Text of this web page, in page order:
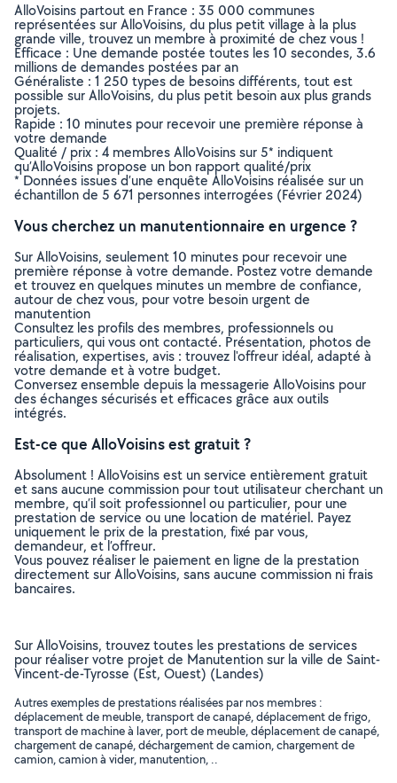
AlloVoisins partout en France : 35 000 communes
représentées sur AlloVoisins, du plus petit village à la plus
grande ville, trouvez un membre à proximité de chez vous !
Efficace : Une demande postée toutes les 10 secondes, 3.6
millions de demandes postées par an
Généraliste : 1 250 types de besoins différents, tout est
possible sur AlloVoisins, du plus petit besoin aux plus grands
projets.
Rapide : 10 minutes pour recevoir une première réponse à
votre demande
Qualité / prix : 4 membres AlloVoisins sur 5* indiquent
qu’AlloVoisins propose un bon rapport qualité/prix
* Données issues d’une enquête AlloVoisins réalisée sur un
échantillon de 5 671 personnes interrogées (Février 2024)
Vous cherchez un manutentionnaire en urgence ?
Sur AlloVoisins, seulement 10 minutes pour recevoir une
première réponse à votre demande. Postez votre demande
et trouvez en quelques minutes un membre de confiance,
autour de chez vous, pour votre besoin urgent de
manutention
Consultez les profils des membres, professionnels ou
particuliers, qui vous ont contacté. Présentation, photos de
réalisation, expertises, avis : trouvez l'offreur idéal, adapté à
votre demande et à votre budget.
Conversez ensemble depuis la messagerie AlloVoisins pour
des échanges sécurisés et efficaces grâce aux outils
intégrés.
Est-ce que AlloVoisins est gratuit ?
Absolument ! AlloVoisins est un service entièrement gratuit
et sans aucune commission pour tout utilisateur cherchant un
membre, qu’il soit professionnel ou particulier, pour une
prestation de service ou une location de matériel. Payez
uniquement le prix de la prestation, fixé par vous,
demandeur, et l’offreur.
Vous pouvez réaliser le paiement en ligne de la prestation
directement sur AlloVoisins, sans aucune commission ni frais
bancaires.
Sur AlloVoisins, trouvez toutes les prestations de services
pour réaliser votre projet de Manutention sur la ville de Saint-
Vincent-de-Tyrosse (Est, Ouest) (Landes)
Autres exemples de prestations réalisées par nos membres :
déplacement de meuble, transport de canapé, déplacement de frigo,
transport de machine à laver, port de meuble, déplacement de canapé,
chargement de canapé, déchargement de camion, chargement de
camion, camion à vider, manutention, ..